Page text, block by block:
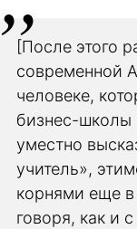
[После этого
современной
человеке,
бизнес-школы
уместно
учитель»,
корнями еще
говоря, как и